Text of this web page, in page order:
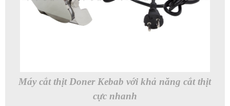
Máy cắt thịt Doner Kebab với khả năng cắt thịt
cực nhanh